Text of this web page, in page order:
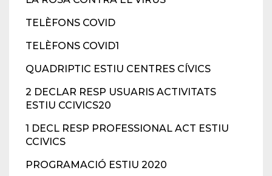
TELÈFONS COVID
TELÈFONS COVID1
QUADRIPTIC ESTIU CENTRES CÍVICS
2 DECLAR RESP USUARIS ACTIVITATS
ESTIU CCIVICS20
1 DECL RESP PROFESSIONAL ACT ESTIU
CCIVICS
PROGRAMACIÓ ESTIU 2020